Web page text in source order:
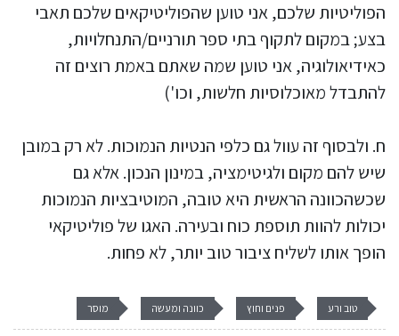
הפוליטיות שלכם, אני טוען שהפוליטיקאים שלכם תאבי
בצע; במקום לתקוף בתי ספר תורניים/התנחלויות,
כאידיאולוגיה, אני טוען שמה שאתם באמת רוצים זה
להתבדל מאוכלוסיות חלשות, וכו')
ח. ולבסוף זה עוול גם כלפי הנטיות הנמוכות. לא רק במובן
שיש להם מקום ולגיטימציה, במינון הנכון. אלא גם
שכשהכוונה הראשית היא טובה, המוטיבציות הנמוכות
יכולות להוות תוספת כוח ובעירה. האגו של פוליטיקאי
הופך אותו לשליח ציבור טוב יותר, לא פחות.
טוב ורע פנים וחוץ כוונה ומעשה מוסר